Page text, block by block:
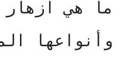
ما هي ازهار
وأنواعها